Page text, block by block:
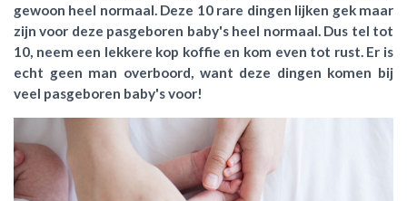
gewoon heel normaal. Deze 10 rare dingen lijken gek maar
zijn voor deze pasgeboren baby's heel normaal. Dus tel tot
10, neem een lekkere kop koffie en kom even tot rust. Er is
echt geen man overboord, want deze dingen komen bij
veel pasgeboren baby's voor!